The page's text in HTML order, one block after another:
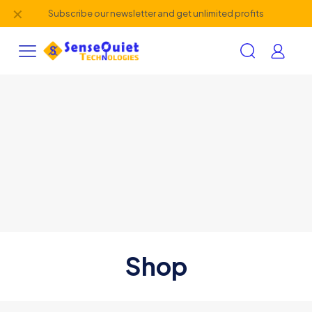
Subscribe our newsletter and get unlimited profits
✕
Shop